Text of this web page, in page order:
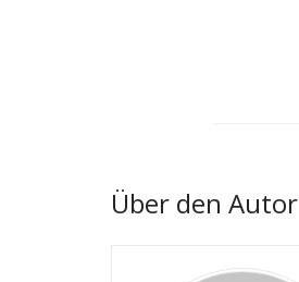
Über den Autor